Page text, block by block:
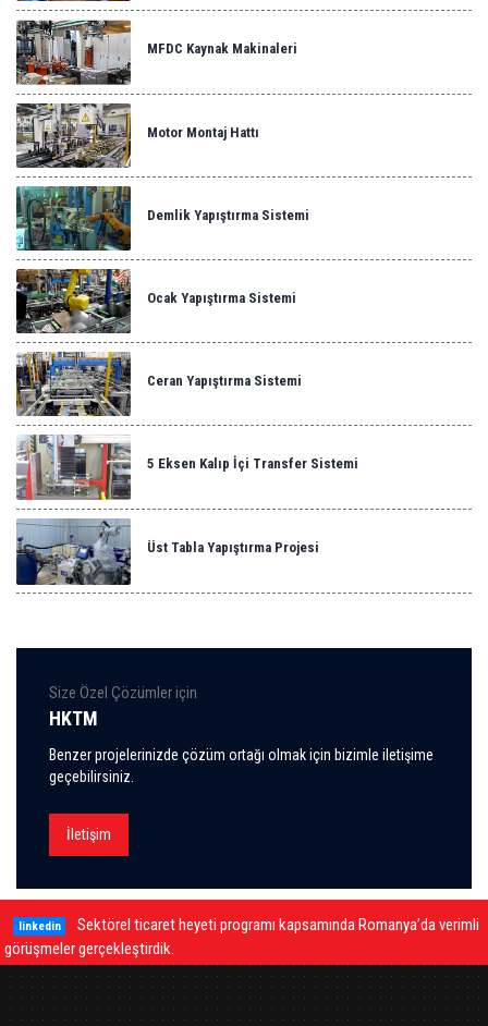
MFDC Kaynak Makinaleri
Motor Montaj Hattı
Demlik Yapıştırma Sistemi
Ocak Yapıştırma Sistemi
Ceran Yapıştırma Sistemi
5 Eksen Kalıp İçi Transfer Sistemi
Üst Tabla Yapıştırma Projesi
Size Özel Çözümler için
HKTM
Benzer projelerinizde çözüm ortağı olmak için bizimle iletişime
geçebilirsiniz.
İletişim
linkedin
Sektörel ticaret heyeti programı kapsamında Romanya’da verimli
gerçekleştirdik.